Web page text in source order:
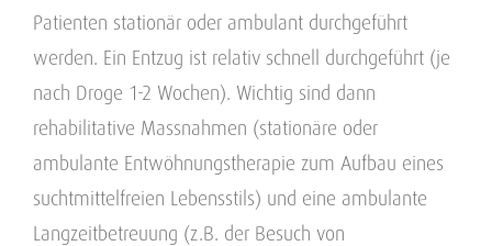
Patienten stationär oder ambulant durchgeführt
werden. Ein Entzug ist relativ schnell durchgeführt (je
nach Droge 1-2 Wochen). Wichtig sind dann
rehabilitative Massnahmen (stationäre oder
ambulante Entwöhnungstherapie zum Aufbau eines
suchtmittelfreien Lebensstils) und eine ambulante
Langzeitbetreuung (z.B. der Besuch von